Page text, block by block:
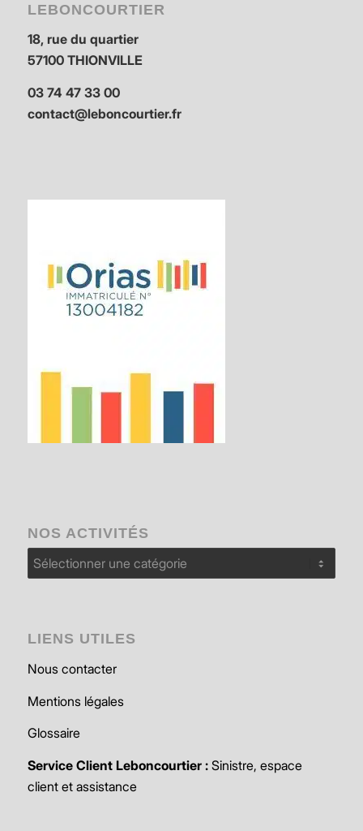
LEBONCOURTIER
18, rue du quartier
57100 THIONVILLE
03 74 47 33 00
contact@leboncourtier.fr
NOS ACTIVITÉS
Nos
activités
LIENS UTILES
Nous contacter
Mentions légales
Glossaire
Service Client Leboncourtier :Sinistre, espace
client et assistance